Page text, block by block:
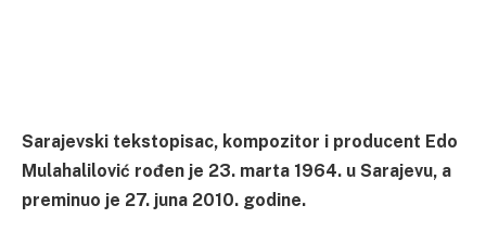
Sarajevski tekstopisac, kompozitor i producent Edo
Mulahalilović rođen je 23. marta 1964. u Sarajevu, a
preminuo je 27. juna 2010. godine.